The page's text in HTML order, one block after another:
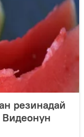
резинадай
Видеонун